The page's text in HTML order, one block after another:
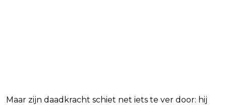
Maar zijn daadkracht schiet net iets te ver door: hij